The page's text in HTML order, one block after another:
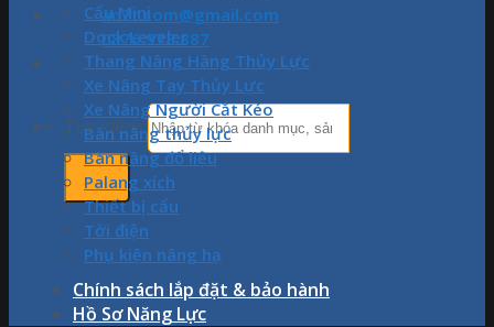
an2t.com@gmail.com
0876.978.887
Tìm kiếm:
Cẩu Mini
Dock Leveler
Thang Nâng Hàng Thủy Lực
Xe Nâng Tay Thủy Lực
Xe Nâng Người Cắt Kéo
Bàn nâng thủy lực
Bàn nâng đổ liệu
Palang xích
Thiết bị cẩu
Tời điện
Phụ kiện nâng hạ
Chính sách lắp đặt & bảo hành
Hồ Sơ Năng Lực